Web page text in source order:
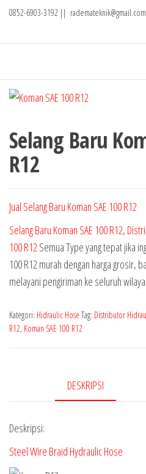
0852-6903-3192 ||
Selang Baru
R12
Jual Selang Baru Koman SAE 100 R12
Selang Baru Koman SAE 100 R12,
100 R12Semua Type yang tepat jika
100 R12 murah dengan harga grosir,
melayani pengiriman ke seluruh
Kategori: Hidraulic Hose Tag: Distributor
R12, Koman SAE 100 R12
DESKRIPSI
Deskripsi:
Steel Wire Braid Hydraulic Hose